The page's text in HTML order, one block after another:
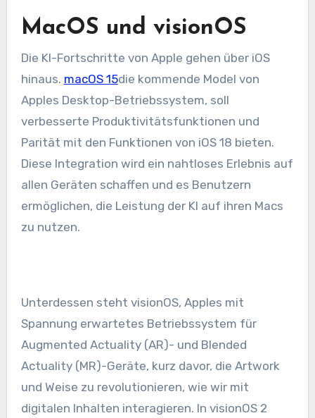
MacOS und visionOS
Die KI-Fortschritte von Apple gehen über iOS
hinaus. macOS 15die kommende Model von
Apples Desktop-Betriebssystem, soll
verbesserte Produktivitätsfunktionen und
Parität mit den Funktionen von iOS 18 bieten.
Diese Integration wird ein nahtloses Erlebnis auf
allen Geräten schaffen und es Benutzern
ermöglichen, die Leistung der KI auf ihren Macs
zu nutzen.
Unterdessen steht visionOS, Apples mit
Spannung erwartetes Betriebssystem für
Augmented Actuality (AR)- und Blended
Actuality (MR)-Geräte, kurz davor, die Artwork
und Weise zu revolutionieren, wie wir mit
digitalen Inhalten interagieren. In visionOS 2